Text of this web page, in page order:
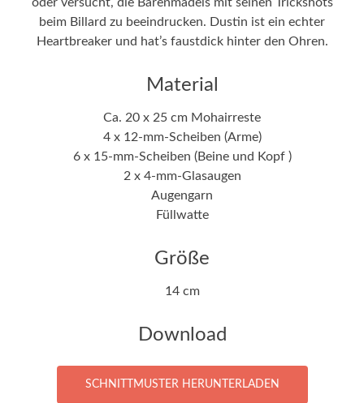
beim Billard zu beeindrucken. Dustin ist ein echter
Heartbreaker und hat’s faustdick hinter den Ohren.
Material
Ca. 20 x 25 cm Mohairreste
4 x 12-mm-Scheiben (Arme)
6 x 15-mm-Scheiben (Beine und Kopf )
2 x 4-mm-Glasaugen
Augengarn
Füllwatte
Größe
14 cm
Download
SCHNITTMUSTER HERUNTERLADEN